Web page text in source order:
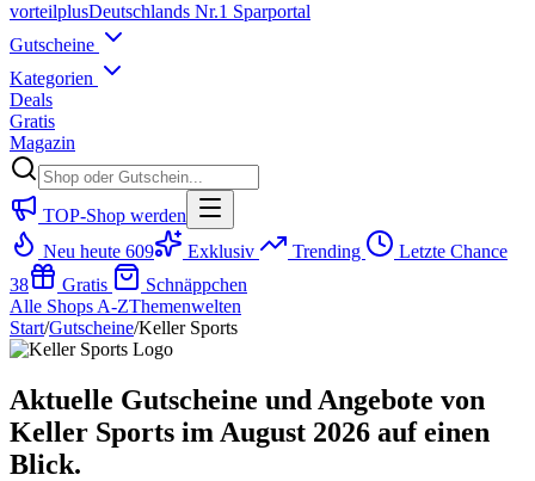
vorteilplusDeutschlands Nr.1 Sparportal
Gutscheine
Kategorien
Deals
Gratis
Magazin
TOP-Shop werden
Neu heute 609 Exklusiv Trending
Letzte Chance
38
Gratis
Schnäppchen
Alle Shops A-ZThemenwelten
Start/Gutscheine/Keller Sports
Aktuelle Gutscheine und Angebote von
Keller Sports im August 2026 auf einen
Blick.